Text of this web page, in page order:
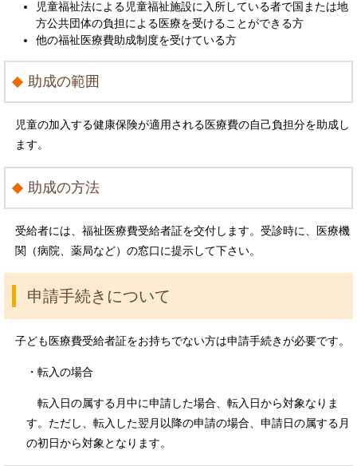
児童福祉法による児童福祉施設に入所している者で国または地
方公共団体の負担による医療を受けることができる方
他の福祉医療費助成制度を受けている方
助成の範囲
児童の加入する健康保険が適用される医療費の自己負担分を助成し
ます。
助成の方法
受給者には、福祉医療費受給者証を交付します。受診時に、医療機
関（病院、薬局など）の窓口に提示して下さい。
申請手続きについて
子ども医療費受給者証をお持ちでない方は申請手続きが必要です。
・転入の場合
転入日の属する月中に申請した場合、転入日から対象なりま
す。ただし、転入した翌月以降の申請の場合、申請日の属する月
の初日から対象となります。